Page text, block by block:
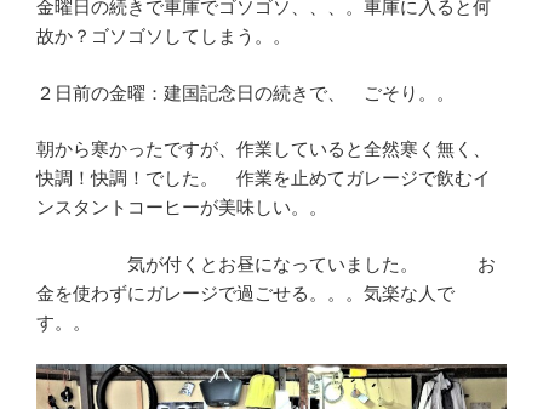
金曜日の続きで車庫でゴソゴソ、、、。車庫に入ると何
故か？ゴソゴソしてしまう。。
２日前の金曜：建国記念日の続きで、 ごそり。。
朝から寒かったですが、作業していると全然寒く無く、
快調！快調！でした。 作業を止めてガレージで飲むイ
ンスタントコーヒーが美味しい。。
気が付くとお昼になっていました。 お
金を使わずにガレージで過ごせる。。。気楽な人で
す。。